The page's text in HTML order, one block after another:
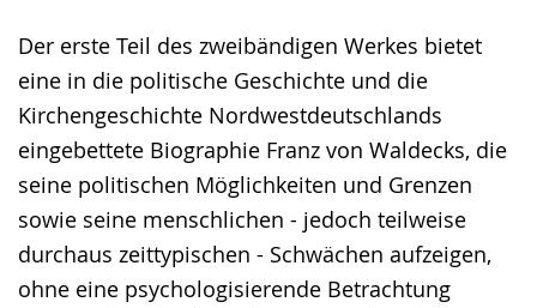
Der erste Teil des zweibändigen Werkes bietet
eine in die politische Geschichte und die
Kirchengeschichte Nordwestdeutschlands
eingebettete Biographie Franz von Waldecks, die
seine politischen Möglichkeiten und Grenzen
sowie seine menschlichen - jedoch teilweise
durchaus zeittypischen - Schwächen aufzeigen,
ohne eine psychologisierende Betrachtung